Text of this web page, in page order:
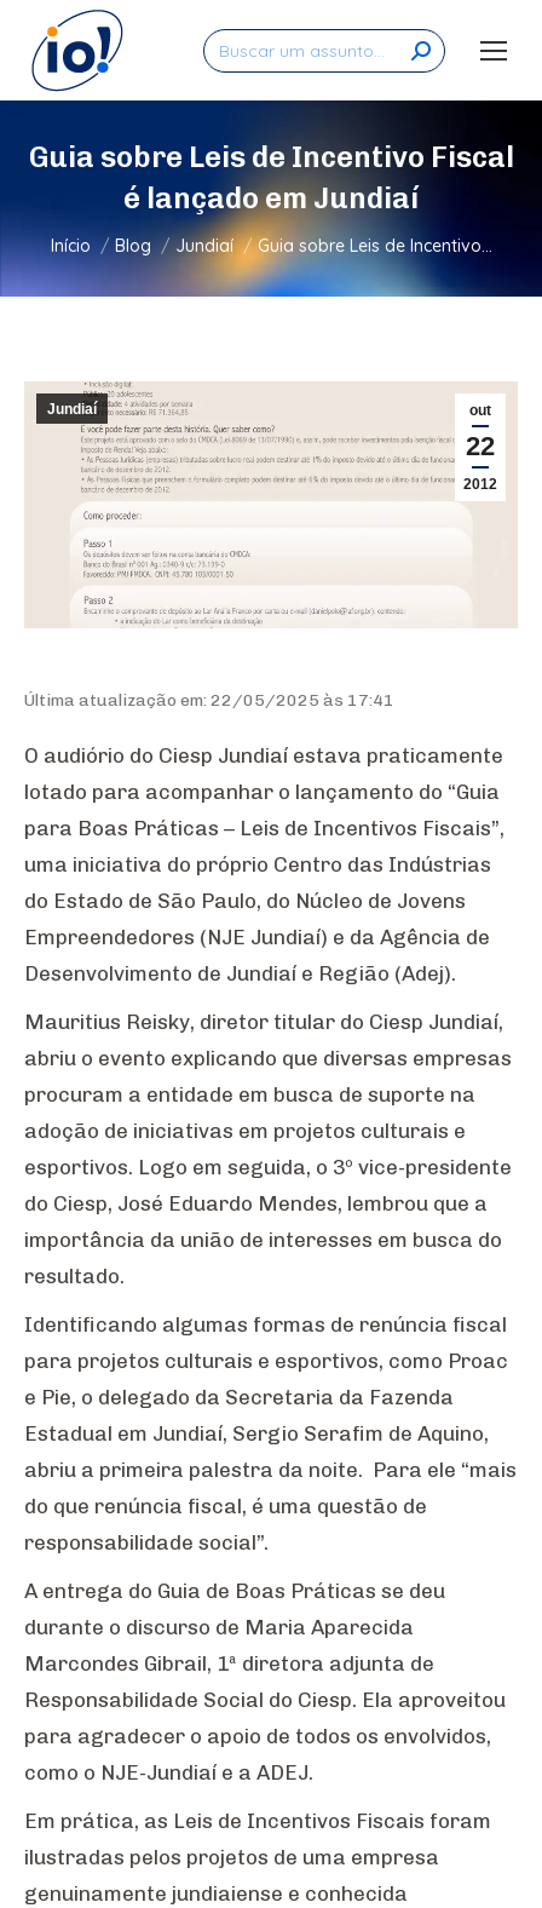
Search:
Guia sobre Leis de Incentivo Fiscal
é lançado em Jundiaí
Você está aqui:
Início Blog Jundiaí Guia sobre Leis de Incentivo…
out
22
2012
Jundiaí
Última atualização em: 22/05/2025 às 17:41
O audiório do Ciesp Jundiaí estava praticamente
lotado para acompanhar o lançamento do “Guia
para Boas Práticas – Leis de Incentivos Fiscais”,
uma iniciativa do próprio Centro das Indústrias
do Estado de São Paulo, do Núcleo de Jovens
Empreendedores (NJE Jundiaí) e da Agência de
Desenvolvimento de Jundiaí e Região (Adej).
Mauritius Reisky, diretor titular do Ciesp Jundiaí,
abriu o evento explicando que diversas empresas
procuram a entidade em busca de suporte na
adoção de iniciativas em projetos culturais e
esportivos. Logo em seguida, o 3º vice-presidente
do Ciesp, José Eduardo Mendes, lembrou que a
importância da união de interesses em busca do
resultado.
Identificando algumas formas de renúncia fiscal
para projetos culturais e esportivos, como Proac
e Pie, o delegado da Secretaria da Fazenda
Estadual em Jundiaí, Sergio Serafim de Aquino,
abriu a primeira palestra da noite. Para ele “mais
do que renúncia fiscal, é uma questão de
responsabilidade social”.
A entrega do Guia de Boas Práticas se deu
durante o discurso de Maria Aparecida
Marcondes Gibrail, 1ª diretora adjunta de
Responsabilidade Social do Ciesp. Ela aproveitou
para agradecer o apoio de todos os envolvidos,
como o NJE-Jundiaí e a ADEJ.
Em prática, as Leis de Incentivos Fiscais foram
ilustradas pelos projetos de uma empresa
genuinamente jundiaiense e conhecida